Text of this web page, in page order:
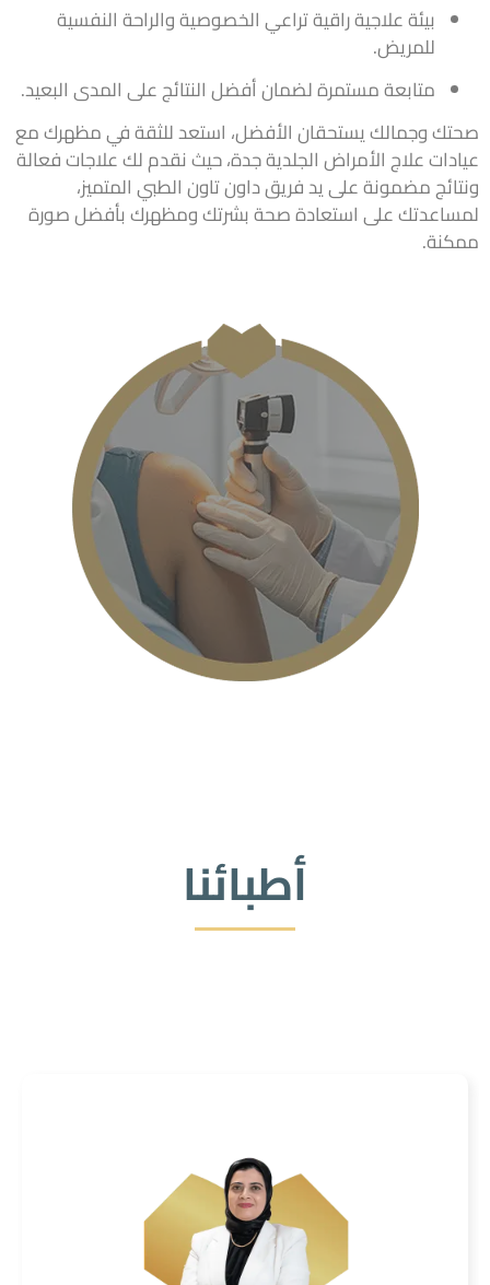
بيئة علاجية راقية تراعي الخصوصية والراحة النفسية
للمريض.
متابعة مستمرة لضمان أفضل النتائج على المدى البعيد.
صحتك وجمالك يستحقان الأفضل، استعد للثقة في مظهرك مع
عيادات علاج الأمراض الجلدية جدة، حيث نقدم لك علاجات فعالة
ونتائج مضمونة على يد فريق داون تاون الطبي المتميز،
لمساعدتك على استعادة صحة بشرتك ومظهرك بأفضل صورة
ممكنة.
أطبائنا